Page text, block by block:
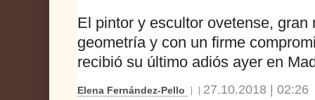
El pintor y escultor ovetense, gran
geometría y con un firme
recibió su último adiós ayer en
Elena Fernández-Pello 27.10.2018 | 02:26